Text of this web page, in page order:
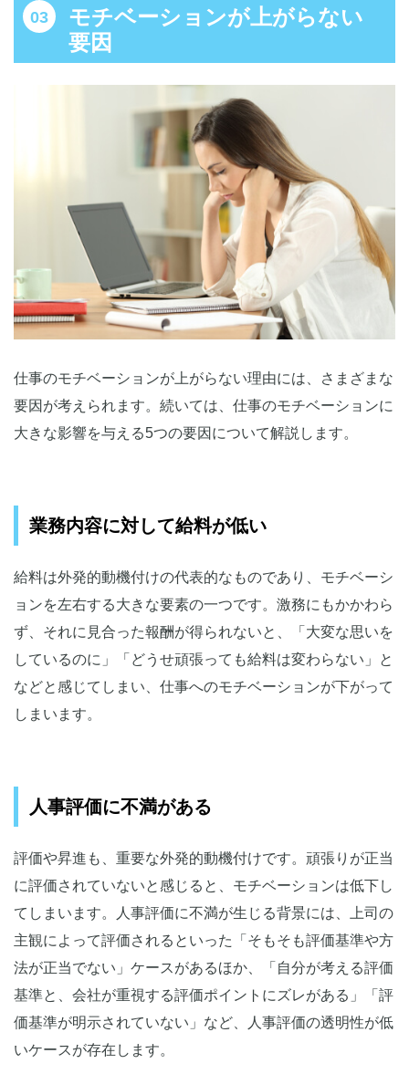
モチベーションが上がらない
要因
仕事のモチベーションが上がらない理由には、さまざまな
要因が考えられます。続いては、仕事のモチベーションに
大きな影響を与える5つの要因について解説します。
業務内容に対して給料が低い
給料は外発的動機付けの代表的なものであり、モチベーシ
ョンを左右する大きな要素の一つです。激務にもかかわら
ず、それに見合った報酬が得られないと、「大変な思いを
しているのに」「どうせ頑張っても給料は変わらない」と
などと感じてしまい、仕事へのモチベーションが下がって
しまいます。
人事評価に不満がある
評価や昇進も、重要な外発的動機付けです。頑張りが正当
に評価されていないと感じると、モチベーションは低下し
てしまいます。人事評価に不満が生じる背景には、上司の
主観によって評価されるといった「そもそも評価基準や方
法が正当でない」ケースがあるほか、「自分が考える評価
基準と、会社が重視する評価ポイントにズレがある」「評
価基準が明示されていない」など、人事評価の透明性が低
いケースが存在します。